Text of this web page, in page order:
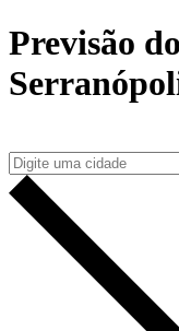
Previsão